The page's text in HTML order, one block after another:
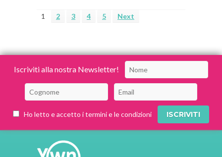
1 2 3 4 5 Next
Iscriviti alla nostra Newsletter!
Ho letto e accetto i termini e le condizioni